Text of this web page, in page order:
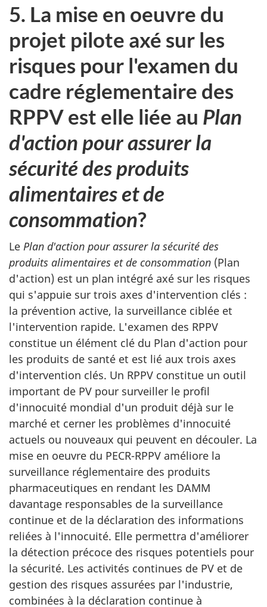
5. La mise en oeuvre du
projet pilote axé sur les
risques pour l'examen du
cadre réglementaire des
RPPV est elle liée au Plan
d'action pour assurer la
sécurité des produits
alimentaires et de
consommation?
Le Plan d'action pour assurer la sécurité des
produits alimentaires et de consommation (Plan
d'action) est un plan intégré axé sur les risques
qui s'appuie sur trois axes d'intervention clés :
la prévention active, la surveillance ciblée et
l'intervention rapide. L'examen des RPPV
constitue un élément clé du Plan d'action pour
les produits de santé et est lié aux trois axes
d'intervention clés. Un RPPV constitue un outil
important de PV pour surveiller le profil
d'innocuité mondial d'un produit déjà sur le
marché et cerner les problèmes d'innocuité
actuels ou nouveaux qui peuvent en découler. La
mise en oeuvre du PECR-RPPV améliore la
surveillance réglementaire des produits
pharmaceutiques en rendant les DAMM
davantage responsables de la surveillance
continue et de la déclaration des informations
reliées à l'innocuité. Elle permettra d'améliorer
la détection précoce des risques potentiels pour
la sécurité. Les activités continues de PV et de
gestion des risques assurées par l'industrie,
combinées à la déclaration continue à